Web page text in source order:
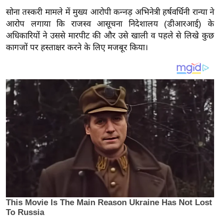
त
वि
शे
ष
य
ब
ज
ट
I
सोना तस्करी मामले में मुख्य आरोपी कन्नड़ अभिनेत्री हर्षवर्धिनी रान्या ने
आरोप लगाया कि राजस्व आसूचना निदेशालय (डीआरआई) के
अधिकारियों ने उससे मारपीट की और उसे खाली व पहले से लिखे कुछ
कागजों पर हस्ताक्षर करने के लिए मजबूर किया।